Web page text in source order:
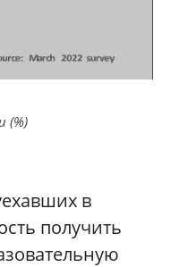
(%)
в
получить